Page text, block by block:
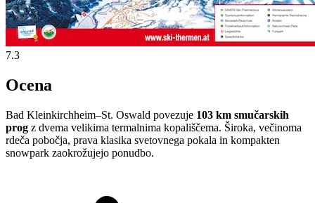
7.3
Ocena
Bad Kleinkirchheim–St. Oswald povezuje 103 km smučarskih
prog z dvema velikima termalnima kopališčema. Široka, večinoma
rdeča pobočja, prava klasika svetovnega pokala in kompakten
snowpark zaokrožujejo ponudbo.